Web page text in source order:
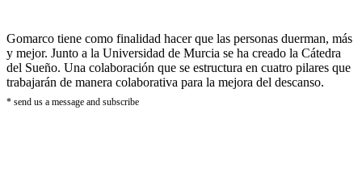
Gomarco tiene como finalidad hacer que las personas duerman, más
y mejor. Junto a la Universidad de Murcia se ha creado la Cátedra
del Sueño. Una colaboración que se estructura en cuatro pilares que
trabajarán de manera colaborativa para la mejora del descanso.
* send us a message and subscribe